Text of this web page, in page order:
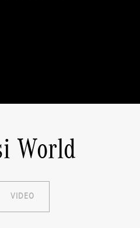
World
VIDEO